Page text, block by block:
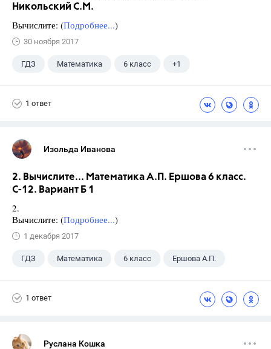
Никольский С.М.
Вычислите: (Подробнее...)
30 ноября 2017
ГДЗ Математика 6 класс +1
1 ответ
Изольда Иванова
2. Вычислите... Математика А.П. Ершова 6 класс.
С-12. Вариант Б 1
2.
Вычислите: (Подробнее...)
1 декабря 2017
ГДЗ Математика 6 класс Ершова А.П.
1 ответ
Руслана Кошка